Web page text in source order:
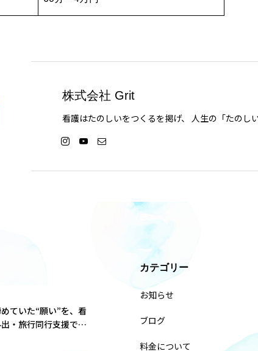
株式会社 Grit
ていた“願い”を、看
・旅行同行支援で叶
カテゴリー
お知らせ
ブログ
料金について